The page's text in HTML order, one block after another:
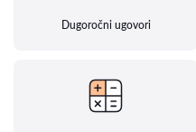
Dugoročni ugovori